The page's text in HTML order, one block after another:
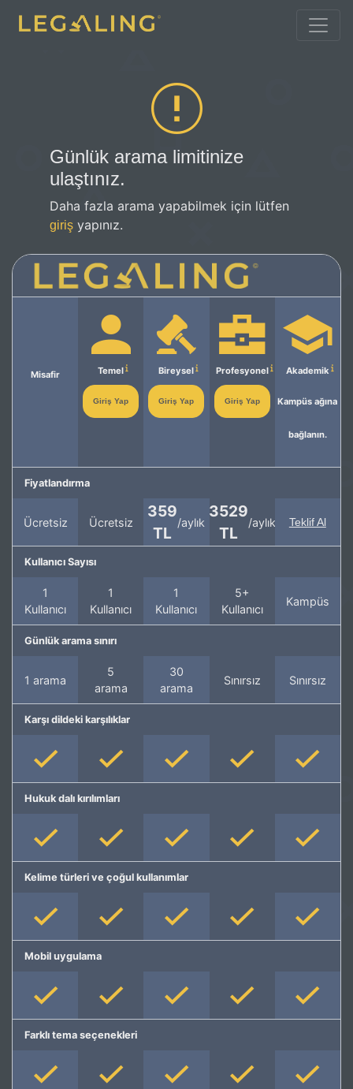
Günlük arama limitinize
ulaştınız.
Daha fazla arama yapabilmek için lütfen
giriş yapınız.
Misafir Temel
Giriş Yap
Bireysel
Giriş Yap
Profesyonel
Giriş Yap
Akademik
Kampüs ağına
bağlanın.
Fiyatlandırma
Ücretsiz Ücretsiz
359
TL
/aylık
3529
TL
/aylık Teklif Al
Kullanıcı Sayısı
1
Kullanıcı
1
Kullanıcı
1
Kullanıcı
5+
Kullanıcı
Kampüs
Günlük arama sınırı
1 arama
5
arama
30
arama
Sınırsız Sınırsız
Karşı dildeki karşılıklar
Hukuk dalı kırılımları
Kelime türleri ve çoğul kullanımlar
Mobil uygulama
Farklı tema seçenekleri